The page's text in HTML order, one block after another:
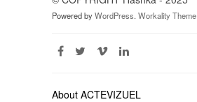
Powered byWordPress. Workality Theme
About ACTEVIZUEL